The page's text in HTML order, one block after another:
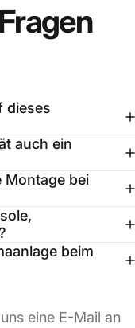
Fragen
dieses
auch ein
Montage bei
beim
eine E-Mail an